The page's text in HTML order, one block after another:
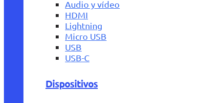
Audio y vídeo
HDMI
Lightning
Micro USB
USB
USB-C
Dispositivos